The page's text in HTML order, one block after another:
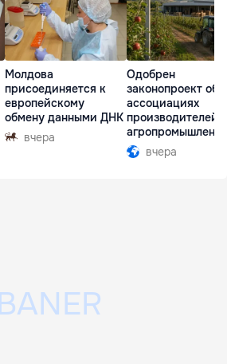
Молдова
присоединяется к
европейскому
обмену данными ДНК
вчера
Одобрен
законопроект об
ассоциациях
производителей в
комплексе
вчера